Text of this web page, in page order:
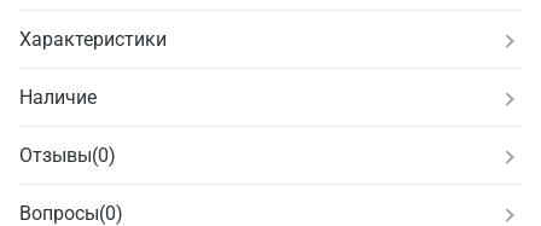
Характеристики
Наличие
Отзывы(0)
Вопросы(0)